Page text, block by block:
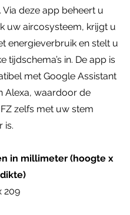
Via deze app beheert u
uw aircosysteem, krijgt u
energieverbruik en stelt u
tijdschema’s in. De app is
met Google Assistant
Alexa, waardoor de
zelfs met uw stem
is.
in millimeter (hoogte x
209